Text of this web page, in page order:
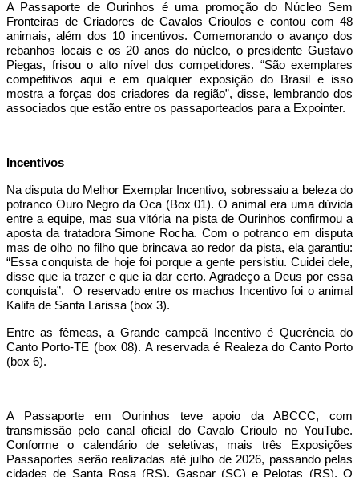
A Passaporte de Ourinhos é uma promoção do Núcleo Sem
Fronteiras de Criadores de Cavalos Crioulos e contou com 48
animais, além dos 10 incentivos. Comemorando o avanço dos
rebanhos locais e os 20 anos do núcleo, o presidente Gustavo
Piegas, frisou o alto nível dos competidores. “São exemplares
competitivos aqui e em qualquer exposição do Brasil e isso
mostra a forças dos criadores da região”, disse, lembrando dos
associados que estão entre os passaporteados para a Expointer.
Incentivos
Na disputa do Melhor Exemplar Incentivo, sobressaiu a beleza do
potranco Ouro Negro da Oca (Box 01). O animal era uma dúvida
entre a equipe, mas sua vitória na pista de Ourinhos confirmou a
aposta da tratadora Simone Rocha. Com o potranco em disputa
mas de olho no filho que brincava ao redor da pista, ela garantiu:
“Essa conquista de hoje foi porque a gente persistiu. Cuidei dele,
disse que ia trazer e que ia dar certo. Agradeço a Deus por essa
conquista”. O reservado entre os machos Incentivo foi o animal
Kalifa de Santa Larissa (box 3).
Entre as fêmeas, a Grande campeã Incentivo é Querência do
Canto Porto-TE (box 08). A reservada é Realeza do Canto Porto
(box 6).
A Passaporte em Ourinhos teve apoio da ABCCC, com
transmissão pelo canal oficial do Cavalo Crioulo no YouTube.
Conforme o calendário de seletivas, mais três Exposições
Passaportes serão realizadas até julho de 2026, passando pelas
cidades de Santa Rosa (RS), Gaspar (SC) e Pelotas (RS). O